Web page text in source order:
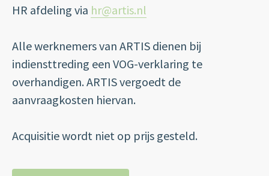
HR afdeling via hr@artis.nl
Alle werknemers van ARTIS dienen bij
indiensttreding een VOG-verklaring te
overhandigen. ARTIS vergoedt de
aanvraagkosten hiervan.
Acquisitie wordt niet op prijs gesteld.